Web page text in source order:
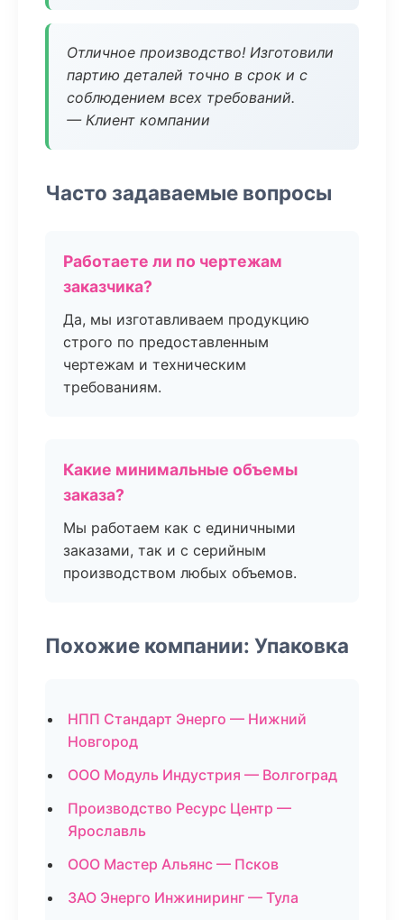
Отличное производство! Изготовили
партию деталей точно в срок и с
соблюдением всех требований.
— Клиент компании
Часто задаваемые вопросы
Работаете ли по чертежам
заказчика?
Да, мы изготавливаем продукцию
строго по предоставленным
чертежам и техническим
требованиям.
Какие минимальные объемы
заказа?
Мы работаем как с единичными
заказами, так и с серийным
производством любых объемов.
Похожие компании: Упаковка
НПП Стандарт Энерго — Нижний
Новгород
ООО Модуль Индустрия — Волгоград
Производство Ресурс Центр —
Ярославль
ООО Мастер Альянс — Псков
ЗАО Энерго Инжиниринг — Тула